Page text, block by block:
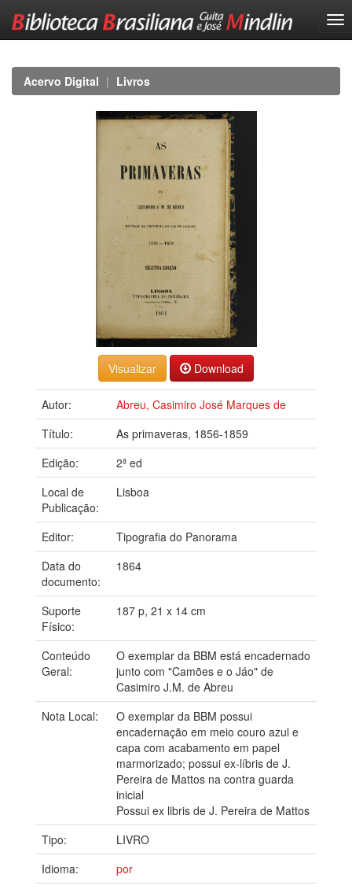
navigationAcervo Digital Livros
Download
Autor:
Abreu, Casimiro José Marques de
Título:
As primaveras, 1856-1859
Edição:
2ª ed
Local de
Publicação:
Lisboa
Editor:
Tipografia do Panorama
Data do
documento:
1864
Suporte
Físico:
187 p, 21 x 14 cm
Conteúdo
Geral:
O exemplar da BBM está encadernado
junto com "Camões e o Jáo" de
Casimiro J.M. de Abreu
Nota Local:
O exemplar da BBM possui
encadernação em meio couro azul e
capa com acabamento em papel
marmorizado; possui ex-líbris de J.
Pereira de Mattos na contra guarda
inicial
Possui ex libris de J. Pereira de Mattos
Tipo:
LIVRO
Idioma:
por